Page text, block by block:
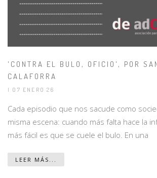
'CONTRA EL BULO, OFICIO', POR
CALAFORRA
| 07 ENERO 26
Cada episodio que nos sacude como
misma escena: cuando más falta hace la
más fácil es que se cuele el bulo. En una
LEER MÁS...